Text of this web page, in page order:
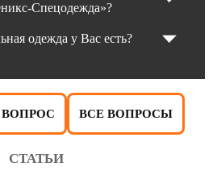
Спецодежда»?
одежда у Вас есть?
ВСЕ ВОПРОСЫ
СТАТЬИ